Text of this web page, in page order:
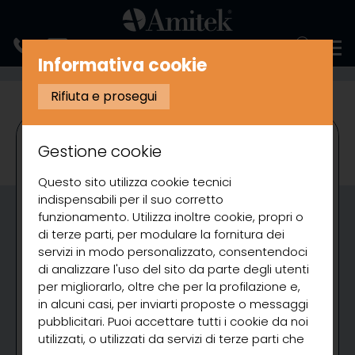
REFRIGERAZIONE VETRINETTE REFRIGERATE PER PIZZERIA
Informativa cookie
Rifiuta e prosegui
Gestione cookie
Questo sito utilizza cookie tecnici
indispensabili per il suo corretto
funzionamento. Utilizza inoltre cookie, propri o
di terze parti, per modulare la fornitura dei
servizi in modo personalizzato, consentendoci
di analizzare l'uso del sito da parte degli utenti
per migliorarlo, oltre che per la profilazione e,
in alcuni casi, per inviarti proposte o messaggi
pubblicitari. Puoi accettare tutti i cookie da noi
utilizzati, o utilizzati da servizi di terze parti che